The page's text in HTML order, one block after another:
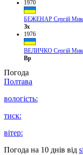
1970
БЕЖЕНАР Сергій
Зх
1976
ВЕЛИЧКО Сергій
Вр
Погода
Полтава
вологість:
тиск:
вітер:
Погода на 10 днів від